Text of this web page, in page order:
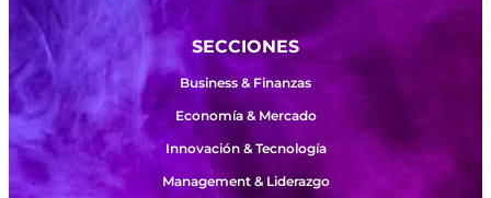
SECCIONES
Business & Finanzas
Economía & Mercado
Innovación & Tecnología
Management & Liderazgo